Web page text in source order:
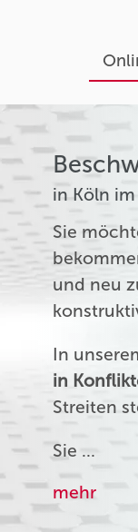
in Köln
Sie
und neu
In
in
Streiten
Sie …
mehr